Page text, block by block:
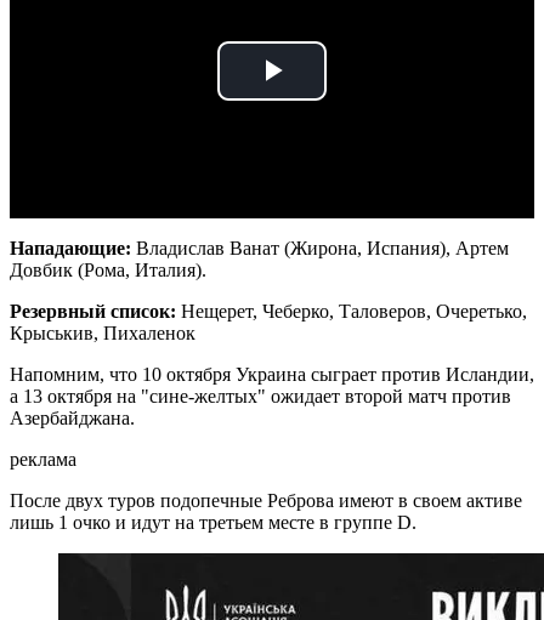
Play
Нападающие: Владислав Ванат (Жирона, Испания), Артем
Довбик (Рома, Италия).
Резервный список: Нещерет, Чеберко, Таловеров, Очеретько,
Крыськив, Пихаленок
Напомним, что 10 октября Украина сыграет против Исландии,
а 13 октября на "сине-желтых" ожидает второй матч против
Азербайджана.
реклама
После двух туров подопечные Реброва имеют в своем активе
лишь 1 очко и идут на третьем месте в группе D.